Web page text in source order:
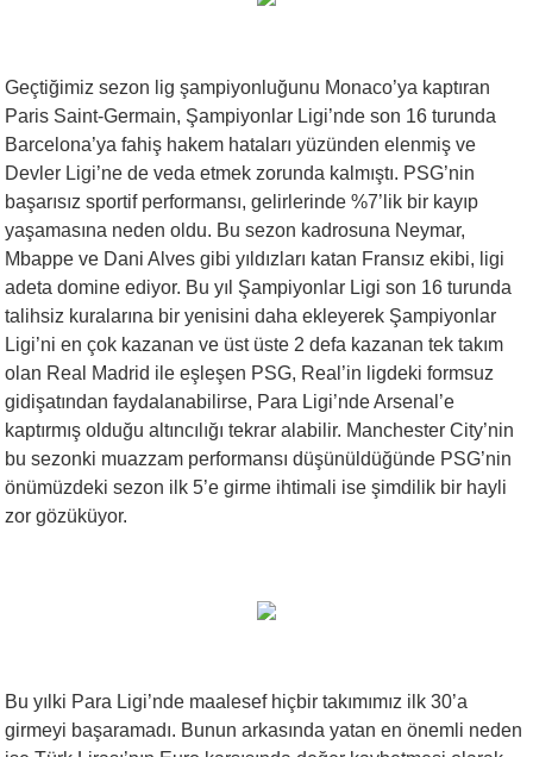
Geçtiğimiz sezon lig şampiyonluğunu Monaco’ya kaptıran
Paris Saint-Germain, Şampiyonlar Ligi’nde son 16 turunda
Barcelona’ya fahiş hakem hataları yüzünden elenmiş ve
Devler Ligi’ne de veda etmek zorunda kalmıştı. PSG’nin
başarısız sportif performansı, gelirlerinde %7’lik bir kayıp
yaşamasına neden oldu. Bu sezon kadrosuna Neymar,
Mbappe ve Dani Alves gibi yıldızları katan Fransız ekibi, ligi
adeta domine ediyor. Bu yıl Şampiyonlar Ligi son 16 turunda
talihsiz kuralarına bir yenisini daha ekleyerek Şampiyonlar
Ligi’ni en çok kazanan ve üst üste 2 defa kazanan tek takım
olan Real Madrid ile eşleşen PSG, Real’in ligdeki formsuz
gidişatından faydalanabilirse, Para Ligi’nde Arsenal’e
kaptırmış olduğu altıncılığı tekrar alabilir. Manchester City’nin
bu sezonki muazzam performansı düşünüldüğünde PSG’nin
önümüzdeki sezon ilk 5’e girme ihtimali ise şimdilik bir hayli
zor gözüküyor.
Bu yılki Para Ligi’nde maalesef hiçbir takımımız ilk 30’a
girmeyi başaramadı. Bunun arkasında yatan en önemli neden